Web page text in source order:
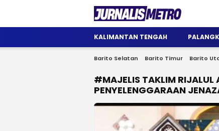
Jurnalis Metro
Satu Wadah Informasi
KALIMANTAN TENGAH
Barito Selatan Barito Timur Barito
#MAJELIS TAKLIM RIJALUL
PENYELENGGARAAN